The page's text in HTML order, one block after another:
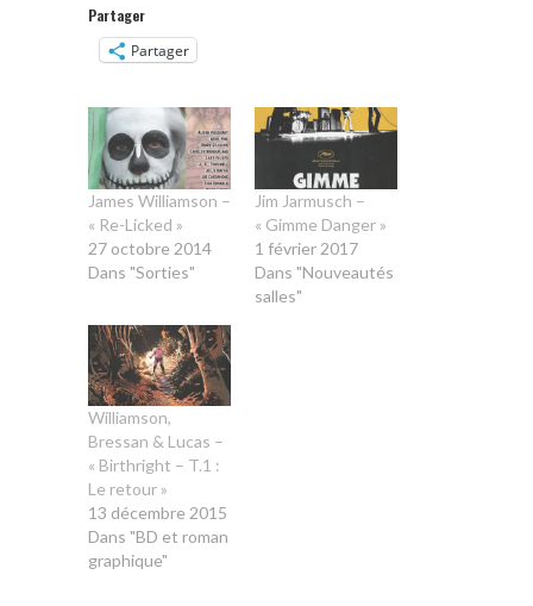
Partager
Partager
James Williamson –
« Re-Licked »
27 octobre 2014
Dans "Sorties"
Jim Jarmusch –
« Gimme Danger »
1 février 2017
Dans "Nouveautés
salles"
Williamson,
Bressan & Lucas –
« Birthright – T.1 :
Le retour »
13 décembre 2015
Dans "BD et roman
graphique"